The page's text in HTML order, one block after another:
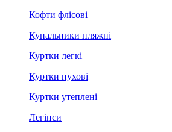
Кофти флісові
Купальники пляжні
Куртки легкі
Куртки пухові
Куртки утеплені
Легінси